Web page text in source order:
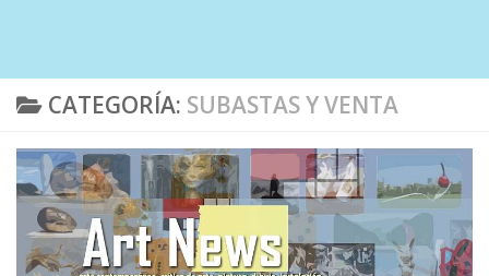
CATEGORÍA: SUBASTAS Y VENTA